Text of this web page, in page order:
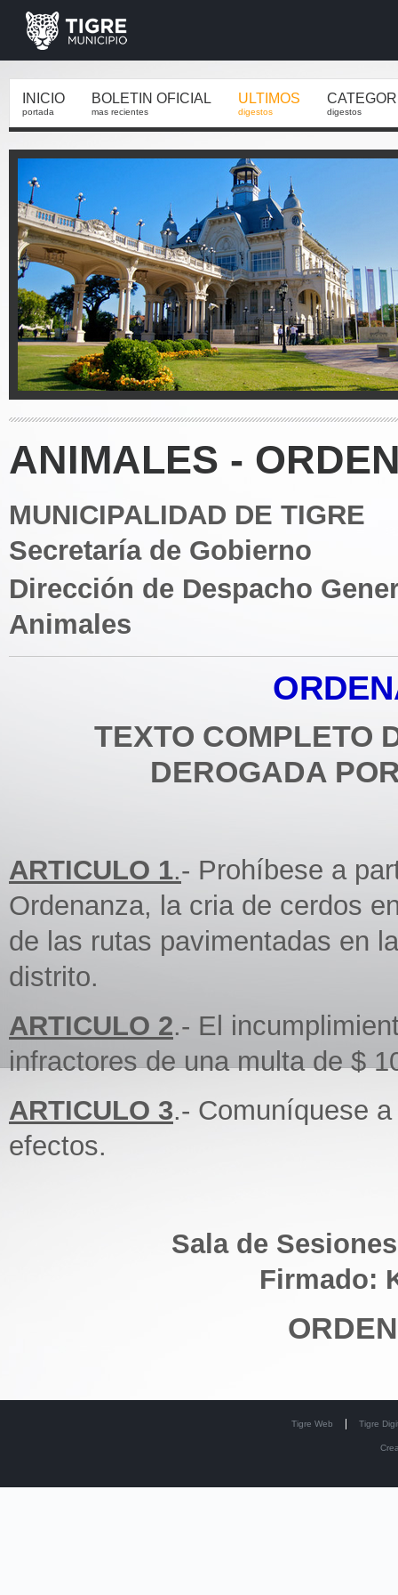
INICIO
portada
BOLETIN OFICIAL
mas recientes
ULTIMOS
digestos digestos
ANIMALES -
MUNICIPALIDAD DE TIGRE
Secretaría de Gobierno
Dirección de Despacho
Animales
TEXTO COMPLETO
DEROGADA
ARTICULO 1.- Prohíbese a
Ordenanza, la cria de cerdos
de las rutas pavimentadas en
distrito.
ARTICULO 2.- El
infractores de una multa de $
ARTICULO 3.- Comuníquese
efectos.
Sala de
Firmado:
Tigre Web Tigre